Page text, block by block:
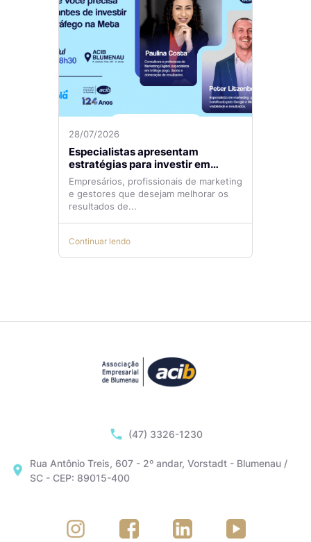
28/07/2026
Especialistas apresentam
estratégias para investir em
tráfego pago com mais eficiência
Empresários, profissionais de marketing
e gestores que desejam melhorar os
resultados de...
Continuar lendo
(47) 3326-1230
Rua Antônio Treis, 607 - 2º andar, Vorstadt - Blumenau /
SC - CEP: 89015-400